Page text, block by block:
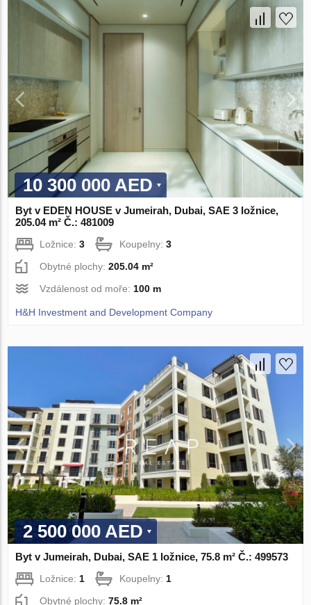
10 300 000 AED
Byt v EDEN HOUSE v Jumeirah, Dubai, SAE 3 ložnice,
205.04 m² Č.: 481009
Ložnice:3 Koupelny:3
Obytné plochy:205.04 m²
Vzdálenost od moře: 100 m
H&H Investment and Development Company
2 500 000 AED
Byt v Jumeirah, Dubai, SAE 1 ložnice, 75.8 m² Č.: 499573
Ložnice: 1 Koupelny: 1
Obytné plochy:75.8 m²